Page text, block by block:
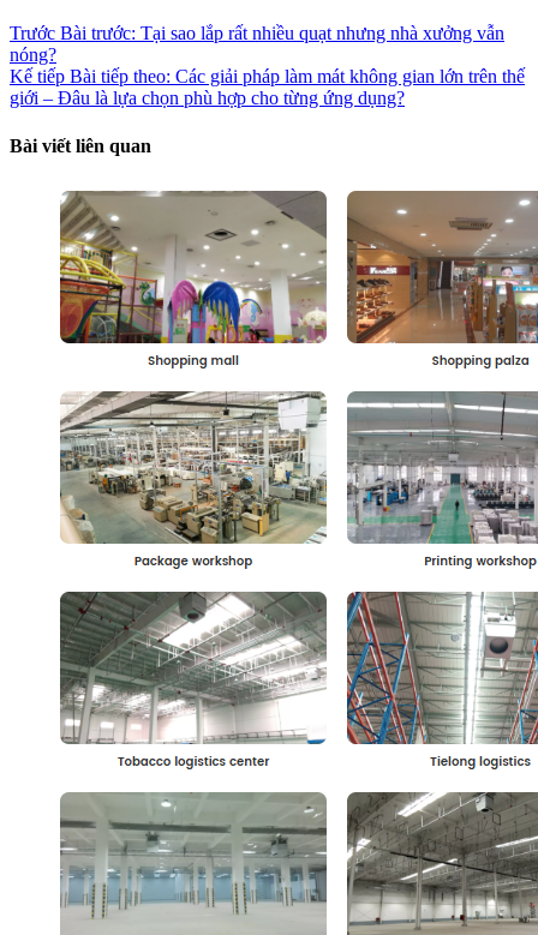
Trước Bài trước: Tại sao lắp rất nhiều quạt nhưng nhà xưởng vẫn
nóng?
Kế tiếp Bài tiếp theo: Các giải pháp làm mát không gian lớn trên thế
giới – Đâu là lựa chọn phù hợp cho từng ứng dụng?
Bài viết liên quan